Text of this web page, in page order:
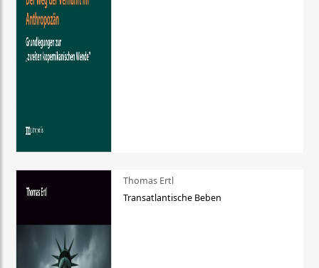
Thomas Ertl
Transatlantische Beben